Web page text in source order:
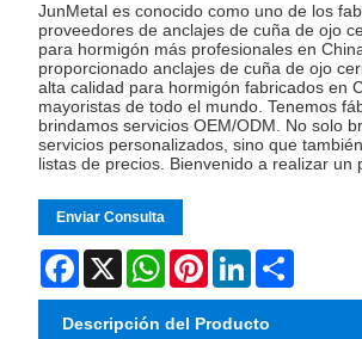
JunMetal es conocido como uno de los
proveedores de anclajes de cuña de ojo
para hormigón más profesionales en
proporcionado anclajes de cuña de ojo
alta calidad para hormigón fabricados en
mayoristas de todo el mundo. Tenemos
brindamos servicios OEM/ODM. No solo
servicios personalizados, sino que
listas de precios. Bienvenido a realizar un
Enviar Consulta
Facebook
X WhatsAppPinterestLinkedIn
Descripción del Producto